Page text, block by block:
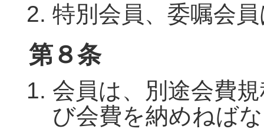
特別会員、委嘱会
第８条
会員は、別途会費
び会費を納めねば